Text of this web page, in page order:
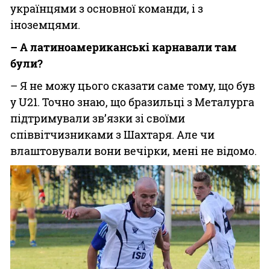
українцями з основної команди, і з
іноземцями.
– А латиноамериканські карнавали там
були?
– Я не можу цього сказати саме тому, що був
у U21. Точно знаю, що бразильці з Металурга
підтримували зв’язки зі своїми
співвітчизниками з Шахтаря. Але чи
влаштовували вони вечірки, мені не відомо.